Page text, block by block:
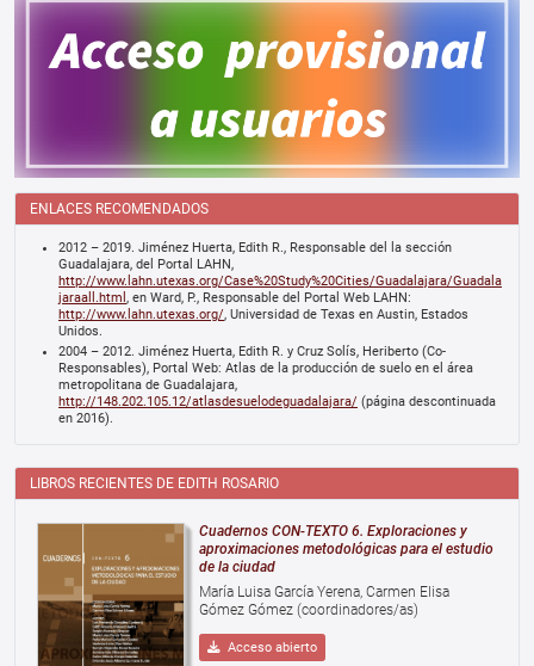
ENLACES RECOMENDADOS
2012 – 2019. Jiménez Huerta, Edith R., Responsable del la sección
Guadalajara, del Portal LAHN,
http://www.lahn.utexas.org/Case%20Study%20Cities/Guadalajara/Guadala
jaraall.html , en Ward, P., Responsable del Portal Web LAHN:
http://www.lahn.utexas.org/, Universidad de Texas en Austin, Estados
Unidos.
2004 – 2012. Jiménez Huerta, Edith R. y Cruz Solís, Heriberto (Co-
Responsables), Portal Web: Atlas de la producción de suelo en el área
metropolitana de Guadalajara,
http://148.202.105.12/atlasdesuelodeguadalajara/ (página descontinuada
en 2016).
LIBROS RECIENTES DE EDITH ROSARIO
Cuadernos CON-TEXTO 6. Exploraciones y
aproximaciones metodológicas para el estudio
de la ciudad
María Luisa García Yerena, Carmen Elisa
Gómez Gómez (coordinadores/as)
Acceso abierto